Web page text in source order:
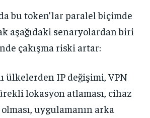
bu token’lar paralel biçimde
aşağıdaki senaryolardan biri
çakışma riski artar:
ülkelerden IP değişimi, VPN
lokasyon atlaması, cihaz
uygulamanın arka